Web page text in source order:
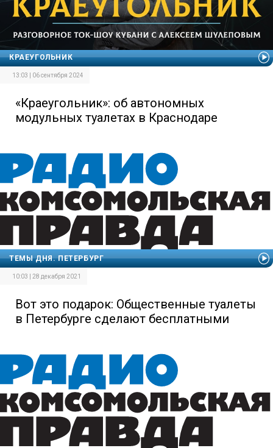
КРАЕУГОЛЬНИК
13:03 | 06 сентября 2024
«Краеугольник»: об автономных
модульных туалетах в Краснодаре
ТЕМЫ ДНЯ. ПЕТЕРБУРГ
10:03 | 28 декабря 2021
Вот это подарок: Общественные туалеты
в Петербурге сделают бесплатными